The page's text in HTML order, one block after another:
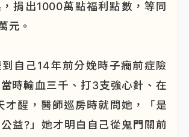
捐出1000萬點福利點數，等同
元。
自己14年前分娩時子癇前症險
時輸血三千、打3支強心針、在
才醒，醫師巡房時就問她，「是
益?」她才明白自己從鬼門關前